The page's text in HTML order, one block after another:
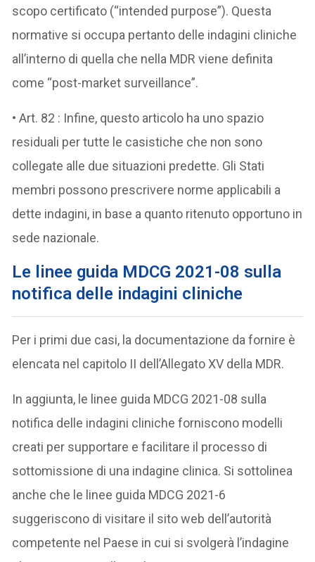
scopo certificato (“intended purpose”). Questa
normative si occupa pertanto delle indagini cliniche
all’interno di quella che nella MDR viene definita
come “post-market surveillance”.
• Art. 82 : Infine, questo articolo ha uno spazio
residuali per tutte le casistiche che non sono
collegate alle due situazioni predette. Gli Stati
membri possono prescrivere norme applicabili a
dette indagini, in base a quanto ritenuto opportuno in
sede nazionale.
Le linee guida MDCG 2021-08 sulla
notifica delle indagini cliniche
Per i primi due casi, la documentazione da fornire è
elencata nel capitolo II dell’Allegato XV della MDR.
In aggiunta, le linee guida MDCG 2021-08 sulla
notifica delle indagini cliniche forniscono modelli
creati per supportare e facilitare il processo di
sottomissione di una indagine clinica. Si sottolinea
anche che le linee guida MDCG 2021-6
suggeriscono di visitare il sito web dell’autorità
competente nel Paese in cui si svolgerà l’indagine